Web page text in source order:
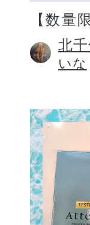
【数量
北
いな